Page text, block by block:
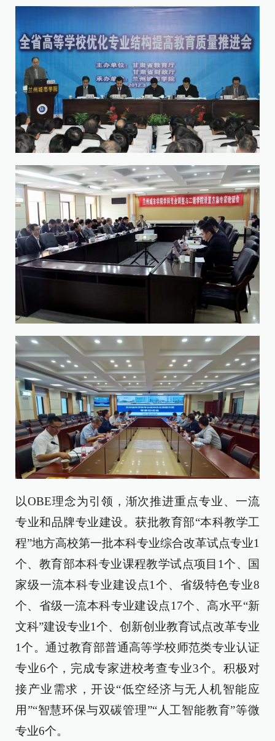
以OBE理念为引领，渐次推进重点专业、一流
专业和品牌专业建设。获批教育部“本科教学工
程”地方高校第一批本科专业综合改革试点专业1
个、教育部本科专业课程教学试点项目1个、国
家级一流本科专业建设点1个、省级特色专业8
个、省级一流本科专业建设点17个、高水平“新
文科”建设专业1个、创新创业教育试点改革专业
1个。通过教育部普通高等学校师范类专业认证
专业6个，完成专家进校考查专业3个。积极对
接产业需求，开设“低空经济与无人机智能应
用”“智慧环保与双碳管理”“人工智能教育”等微
专业6个。